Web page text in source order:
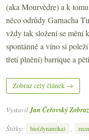
(aka Mourvèdre) a k
něco odrůdy Garnacha
vždy tak složení se mění
spontánně a víno si
třetí plnění) barrique a
Zobraz celý článek →
VystavilJan Čeřovský
Štítky:
bio(dynamika)